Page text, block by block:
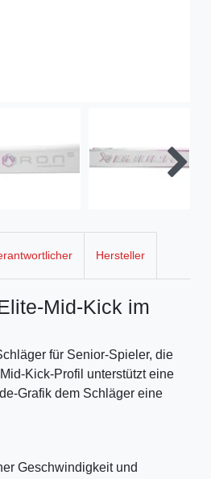
Hersteller
Mid-Kick im
für Senior-Spieler, die
Kick-Profil unterstützt eine
Grafik dem Schläger eine
Geschwindigkeit und